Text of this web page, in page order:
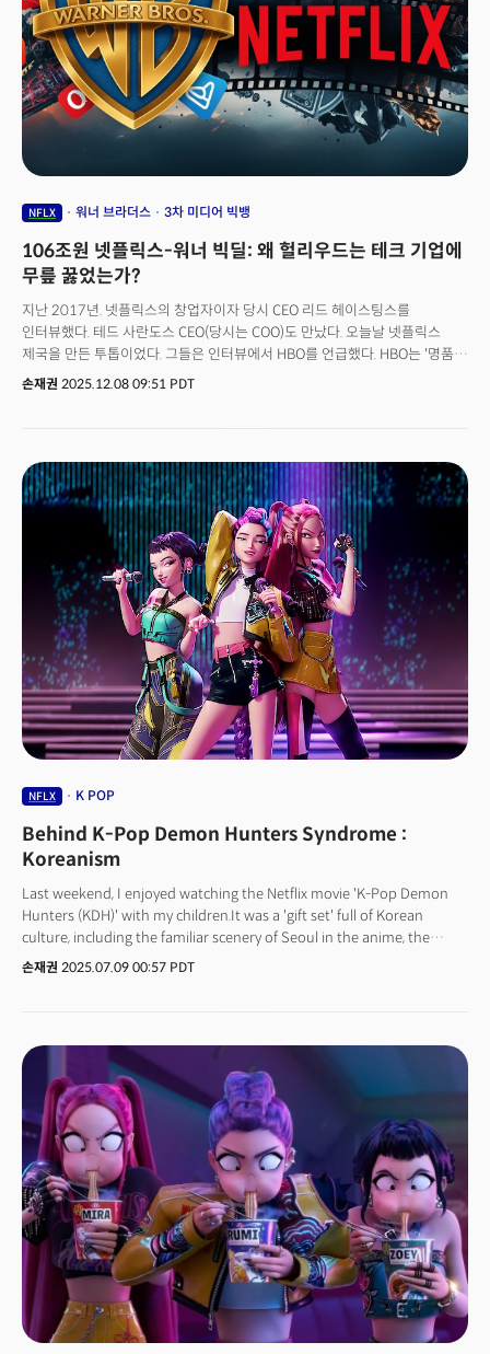
넷플릭스의 독점력 강화에 대한 우려를 밝혔다. 업계에서는 데이비드 엘리슨
파라마운트 CEO의 부친인 래리 엘리슨(Larry Ellison) 오라클 창업자가 개입,
정치적 역학이 작용할 수 있다는 관측도 제기된다.&nbsp;
NFLX 워너 브라더스 3차 미디어 빅뱅
106조원 넷플릭스-워너 빅딜: 왜 헐리우드는 테크 기업에
무릎 꿇었는가?
지난 2017년. 넷플릭스의 창업자이자 당시 CEO 리드 헤이스팅스를
인터뷰했다. 테드 사란도스 CEO(당시는 COO)도 만났다. 오늘날 넷플릭스
제국을 만든 투톱이었다. 그들은 인터뷰에서 HBO를 언급했다. HBO는 '명품
드라마'의 대명사였기 때문이다. HBO는 홈 박스오피스(Home Box Office)의
자신했다. 그는 "HBO는 훌륭한 콘텐츠로 케이블 시장을 재정의했습니다.
HBO는 위대한 콘텐츠 회사이지만 위대한 테크 회사는 아니죠. 이것이
넷플릭스와 HBO의 차이입니다"고 말했다. 테드 사란도스도 "하우스 오브
카드 이후 사람들이 계속 말합니다. 앞으로 넷플릭스는 HBO처럼 되려는
건가요?' 저는 말합니다. 아뇨, 아뇨, 아뇨. HBO가 넷플릭스처럼 되어야 합니다.
우리는 그들이 우리가 하는 모든 것을 정말 잘하게 되기 전에, 오리지널을
잘하면 됩니다"고 말했다. '하우스 오브 카드'로 오리지널 콘텐츠 제작을
시작한 넷플릭스에게 HBO는 넘어야할 큰 산이었다. 하지만 그로부터 10여년
후인 2025년, 넷플릭스는 HBO를 사버렸다. HBO뿐만이 아니다. 해리포터,
UC유니버스, 반지의 제왕 등 초대형 글로벌 프랜차이즈, 카사블랑카, 오즈의
마법사, 바람과함께 사라지다 등 클래식, 매드맥스, 매트릭스, 블레이드러너,
바비 등 블록버스터, 소프라노스, 유포리아, 테드 라소 등 드라마 시리즈 등
슈퍼IP를 제작, 보유한 워너브러더스 디스커버리(WBD)의 TV·영화
스튜디오와 스트리밍 부문을 720억 달러(약 106조 원)에 인수하기로 한
이해하기넷플릭스의 워너브라더스 인수는 단순히 전략적 움직임 이상의
지대한 영향을 미친 헐리우드가 실리콘밸리에서 탄생한 테크 기업 넷플릭스에
의해 정복당한 것이다. 또 글로벌 미디어 지형이 넷플릭스가 표준이 되는
10년간 지속된 '워너브라더스'의 주인 바뀜에 영향을 받지 않았던 한국도
넷플릭스가 인수함으로써 직접적인 영향권에 들어가게 된다. K-콘텐츠에게
이번 딜은 '양적 팽창'의 시대가 끝나고 '질적 생존'의 시대가 도래했음을
알리는 신호탄이다. K-콘텐츠는 단순히 '재미있는 드라마'를 만드는 것을 넘어,
시대가 시작됐다고 분석하고 이번 딜의 의미와 전망. 그리고 한국 정부 및 K
콘텐츠 산업의 방향을 제언하는 시리즈를 연재한다.
손재권 2025.12.08 09:51 PDT
NFLX K POP
Behind K-Pop Demon Hunters Syndrome :
Koreanism
Last weekend, I enjoyed watching the Netflix movie 'K-Pop Demon
Hunters (KDH)' with my children.It was a 'gift set' full of Korean
culture, including the familiar scenery of Seoul in the anime, the
lifestyle and food of Koreans, the familiar girl group Huntrix, Namdol
overlooking the Han River, the fortress road of Naksan Park in
Dongseong-dong, and cup noodles.This animation, which is all
'Korean', was not made in Korea. It is an American film made in the
United States with American capital. It was produced by 'Sony
Pictures', which became a masterpiece animation studio with its
unique mise-en-scène and directing while making Spider-Man, and it
is quickly spreading to homes and smartphones around the world
on the global streaming platform Netflix. It is a film directed by
Korean director Maggie Kang, who was born in Korea, immigrated to
Toronto, Canada, graduated from college in the United States, and
works for a famous animation studio. Since its release, KDH
has been ranked No. 1 on Netflix in 26 countries and has entered the
top 10 in 93 countries. The OST album debuted at No. 8 on the
Billboard 200 chart, making it the highest-performing soundtrack
손재권 2025.07.09 00:57 PDT